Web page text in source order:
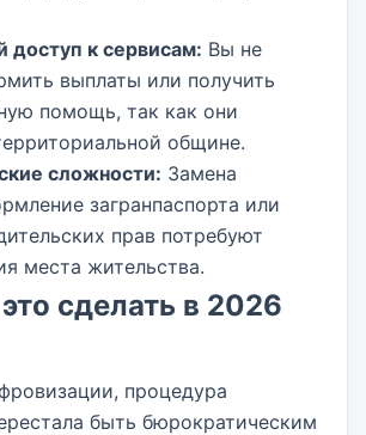
доступ к сервисам: Вы не
выплаты или получить
помощь, так как они
общине.
сложности: Замена
загранпаспорта или
прав потребуют
места жительства.
сделать в 2026
процедура
быть бюрократическим